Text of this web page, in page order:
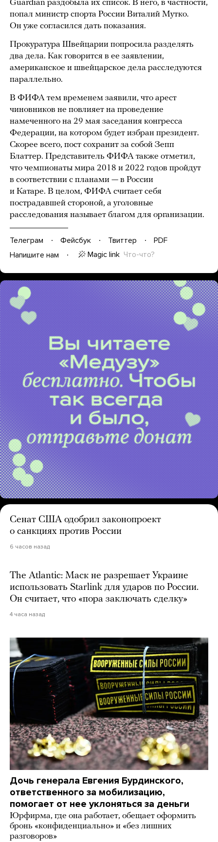
Guardian раздобыла их список. В него, в частности,
попал министр спорта России Виталий Мутко.
Он уже согласился дать показания.
Прокуратура Швейцарии попросила разделять
два дела. Как говорится в ее заявлении,
американское и швейцарское дела расследуются
параллельно.
В ФИФА тем временем заявили, что арест
чиновников не повлияет на проведение
намеченного на 29 мая заседания конгресса
Федерации, на котором будет избран президент.
Скорее всего, пост сохранит за собой Зепп
Блаттер. Представитель ФИФА также отметил,
что чемпионаты мира 2018 и 2022 годов пройдут
в соответствии с планами — в России
и Катаре. В целом, ФИФА считает себя
пострадавшей стороной, а уголовные
расследования называет благом для организации.
Телеграм Фейсбук Твиттер
PDF
Напишите нам
Magic link Что-что?
Сенат США одобрил законопроект
о санкциях против России
6 часов назад
The Atlantic: Маск не разрешает Украине
использовать Starlink для ударов по России.
Он считает, что «пора заключать сделку»
4 часа назад
Дочь генерала Евгения Бурдинского,
ответственного за мобилизацию,
помогает от нее уклоняться за деньги
Юрфирма, где она работает, обещает оформить
бронь «конфиденциально» и «без лишних
разговоров»